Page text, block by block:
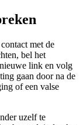
met de
bel het
link en volg
gaan door na de
of een valse
uzelf te